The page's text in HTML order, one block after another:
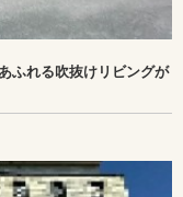
ふれる吹抜けリビングが